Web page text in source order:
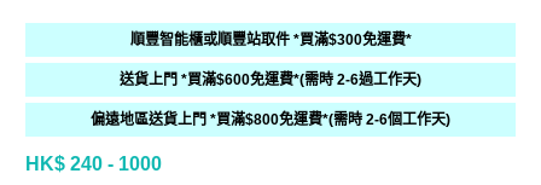
順豐智能櫃或順豐站取件 *買滿$300免運費*
送貨上門 *買滿$600免運費*(需時 2-6過工作天)
偏遠地區送貨上門 *買滿$800免運費*(需時 2-6個工作天)
HK$ 240 - 1000